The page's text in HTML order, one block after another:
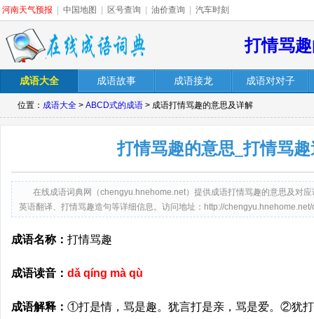
河南天气预报 中国地图 区号查询 油价查询 汽车时刻
打情骂
成语大全 成语故事 成语接龙 成语对对子
位置： 成语大全 > ABCD式的成语 > 成语打情骂趣的意思及详解
打情骂趣的意思_打情骂
在线成语词典网（chengyu.hnehome.net）提供成语打情骂趣的意思及对
英语翻译、打情骂趣造句等详细信息。访问地址：http://
成语名称： 打情骂趣
成语读音： dǎ qíng mà qù
成语解释： ①打是情，骂是趣。犹言打是亲，骂是爱。②犹